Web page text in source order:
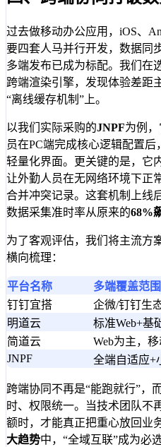
过去做移动办公应用，iOS、
要四套人马并行开发，数据同
多端发布已成为标配。我们在
跨端渲染引擎，发现体验差距
“离线缓存机制”上。
以我们实际采购的JNPF为例
员在PC端完成核心逻辑配置
轻量化界面。更关键的是，它
让外勤人员在无网络环境下正
合并冲突记录。这套机制上线
数据采集准时率从原来的68%
为了客观评估，我们将主流方
横向梳理：
平台名称 多端覆盖范围
钉钉宜搭
企微/钉钉生
明道云
标准Web+基
简道云
Web为主，
JNPF
全端自适应+
跨端协同不再是“能跑就行”，
时、权限统一。当技术团队不
额时，才能真正把重心放回业
大趋势中，“全域互联”成为必